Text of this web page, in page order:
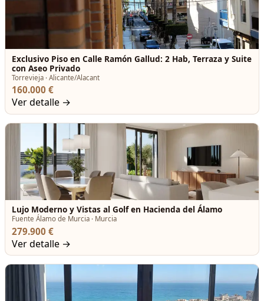
Exclusivo Piso en Calle Ramón Gallud: 2 Hab, Terraza y Suite
con Aseo Privado
Torrevieja · Alicante/Alacant
160.000 €
Ver detalle →
Lujo Moderno y Vistas al Golf en Hacienda del Álamo
Fuente Álamo de Murcia · Murcia
279.900 €
Ver detalle →